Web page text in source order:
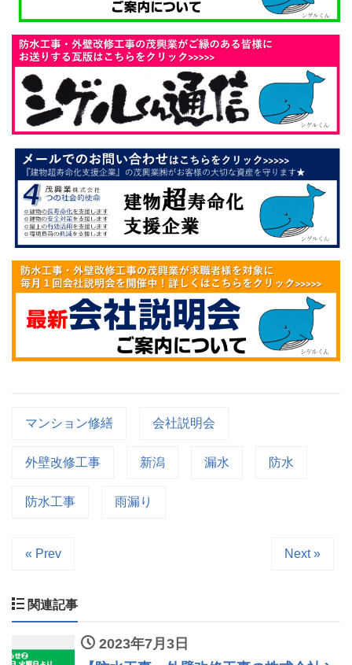
マンション修繕 会社説明会
外壁改修工事 新潟 漏水 防水
防水工事 雨漏り
« Prev Next »
関連記事
2023年7月3日